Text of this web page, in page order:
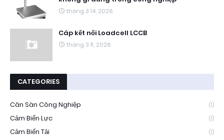
tháng 3 14, 2026
Cáp kết nối Loadcell LCCB
tháng 3 11, 2026
CATEGORIES
Cân Sàn Công Nghiệp (1)
Cảm Biến Lực (1)
Cảm Biến Tải (1)